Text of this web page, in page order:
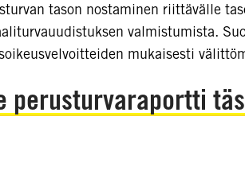
tason nostaminen riittävälle
valmistumista.
mukaisesti
perusturvaraportti